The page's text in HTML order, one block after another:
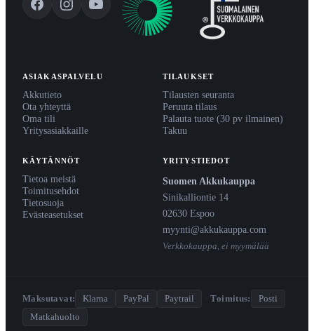
ASIAKASPALVELU
Akkutieto
Ota yhteyttä
Oma tili
Yritysasiakkaille
TILAUKSET
Tilausten seuranta
Peruuta tilaus
Palauta tuote (30 pv ilmainen)
Takuu
KÄYTÄNNÖT
Tietoa meistä
Toimitusehdot
Tietosuoja
Evästeasetukset
YRITYSTIEDOT
Suomen Akkukauppa
Sinikalliontie 14
02630 Espoo
myynti@akkukauppa.com
Verkkokauppa, ei myymälää
Maksutavat: Klarna PayPal Paytrail · Toimitus:
Posti
Matkahuolto